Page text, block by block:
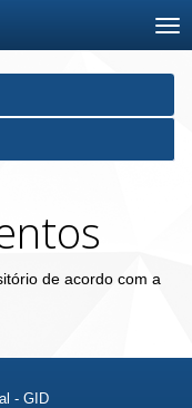
de acordo com a
- GID